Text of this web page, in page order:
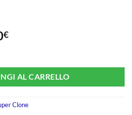
€Il
è:
799.00€.
AL CARRELLO
Clone